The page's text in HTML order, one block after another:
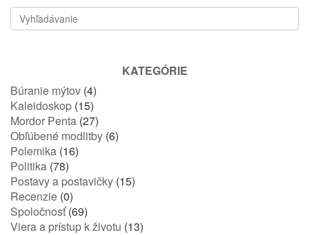
KATEGÓRIE
Búranie mýtov (4)
Kaleidoskop (15)
Mordor Penta (27)
Obľúbené modlitby (6)
Polemika (16)
Politika (78)
Postavy a postavičky (15)
Recenzie (0)
Spoločnosť(69)
Viera a prístup k životu (13)